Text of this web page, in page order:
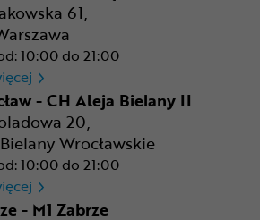
61,
10:00 do 21:00
CR Warszawa - CH Okęcie
- CH Aleja Bielany II
20,
Wrocławskie
10:00 do 21:00
CR Wrocław - CH Aleja
- M1 Zabrze